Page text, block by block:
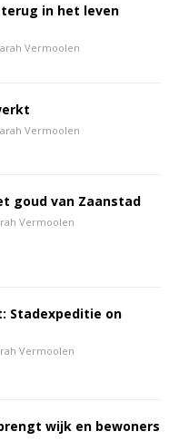
terug in het leven
Vermoolen
Vermoolen
goud van Zaanstad
Vermoolen
Stadexpeditie on
Vermoolen
wijk en bewoners